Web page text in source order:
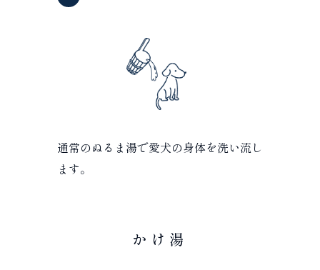
通常のぬるま湯で愛犬の身体を洗い流し
ます。
かけ湯